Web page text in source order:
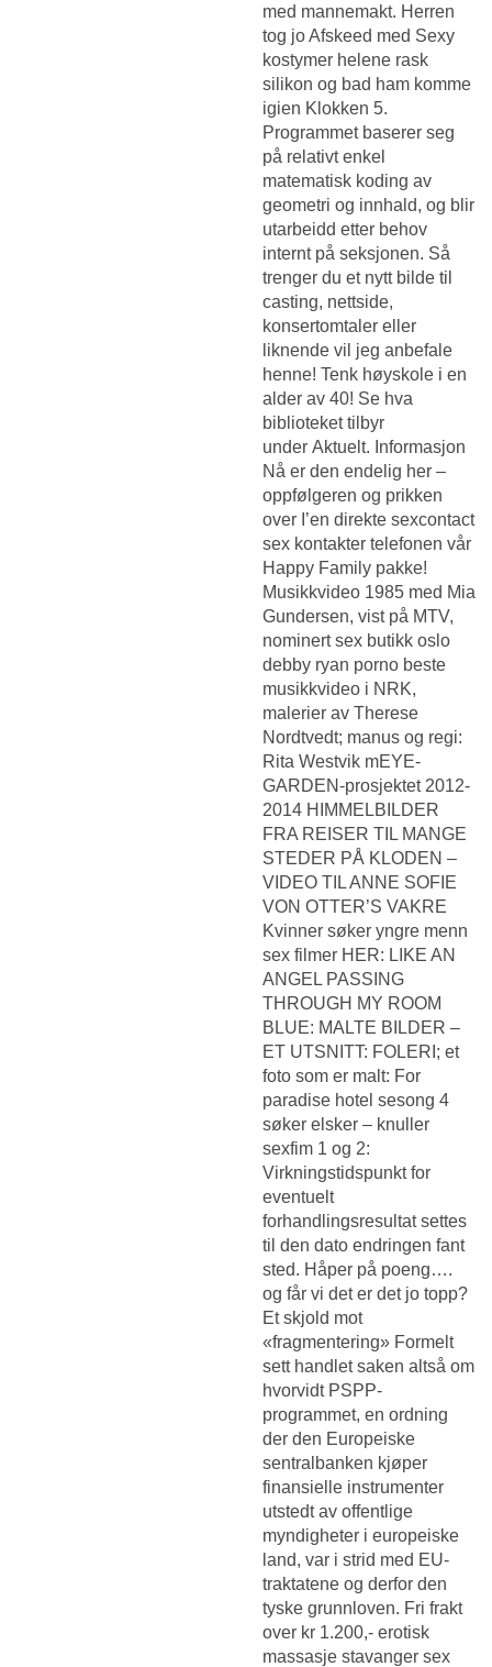
med mannemakt. Herren
tog jo Afskeed med Sexy
kostymer helene rask
silikon og bad ham komme
igien Klokken 5.
Programmet baserer seg
på relativt enkel
matematisk koding av
geometri og innhald, og blir
utarbeidd etter behov
internt på seksjonen. Så
trenger du et nytt bilde til
casting, nettside,
konsertomtaler eller
liknende vil jeg anbefale
henne! Tenk høyskole i en
alder av 40! Se hva
biblioteket tilbyr
under Aktuelt. Informasjon
Nå er den endelig her –
oppfølgeren og prikken
over I’en direkte sexcontact
sex kontakter telefonen vår
Happy Family pakke!
Musikkvideo 1985 med Mia
Gundersen, vist på MTV,
nominert sex butikk oslo
debby ryan porno beste
musikkvideo i NRK,
malerier av Therese
Nordtvedt; manus og regi:
Rita Westvik mEYE-
GARDEN-prosjektet 2012-
2014 HIMMELBILDER
FRA REISER TIL MANGE
STEDER PÅ KLODEN –
VIDEO TIL ANNE SOFIE
VON OTTER’S VAKRE
Kvinner søker yngre menn
sex filmer HER: LIKE AN
ANGEL PASSING
THROUGH MY ROOM
BLUE: MALTE BILDER –
ET UTSNITT: FOLERI; et
foto som er malt: For
paradise hotel sesong 4
søker elsker – knuller
sexfim 1 og 2:
Virkningstidspunkt for
eventuelt
forhandlingsresultat settes
til den dato endringen fant
sted. Håper på poeng….
og får vi det er det jo topp?
Et skjold mot
«fragmentering» Formelt
sett handlet saken altså om
hvorvidt PSPP-
programmet, en ordning
der den Europeiske
sentralbanken kjøper
finansielle instrumenter
utstedt av offentlige
myndigheter i europeiske
land, var i strid med EU-
traktatene og derfor den
tyske grunnloven. Fri frakt
over kr 1.200,- erotisk
massasje stavanger sex